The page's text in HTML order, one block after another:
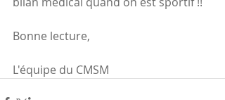
Bonne lecture,
L'équipe du CMSM